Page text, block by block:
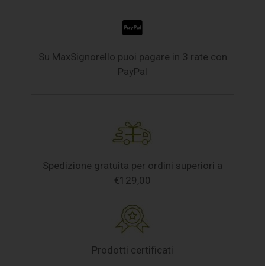
Su MaxSignorello puoi pagare in 3 rate con
PayPal
Spedizione gratuita per ordini superiori a
€129,00
Prodotti certificati